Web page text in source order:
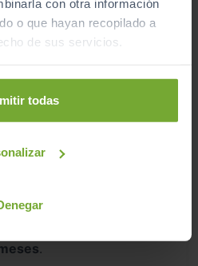
con otra información
o que hayan recopilado a
de sus servicios.
todas
garantizado
.